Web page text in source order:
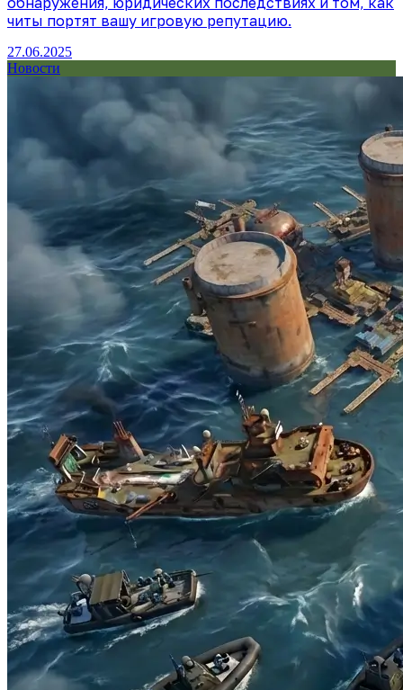
читы портят вашу игровую репутацию.
27.06.2025
Новости